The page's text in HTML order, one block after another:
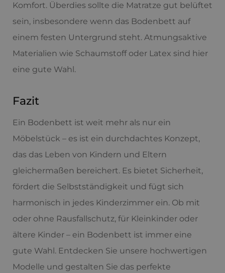
Komfort. Überdies sollte die Matratze gut belüftet
sein, insbesondere wenn das Bodenbett auf
einem festen Untergrund steht. Atmungsaktive
Materialien wie Schaumstoff oder Latex sind hier
eine gute Wahl.
Fazit
Ein Bodenbett ist weit mehr als nur ein
Möbelstück – es ist ein durchdachtes Konzept,
das das Leben von Kindern und Eltern
gleichermaßen bereichert. Es bietet Sicherheit,
fördert die Selbstständigkeit und fügt sich
harmonisch in jedes Kinderzimmer ein. Ob mit
oder ohne Rausfallschutz, für Kleinkinder oder
ältere Kinder – ein Bodenbett ist immer eine
gute Wahl. Entdecken Sie unsere hochwertigen
Modelle und gestalten Sie das perfekte